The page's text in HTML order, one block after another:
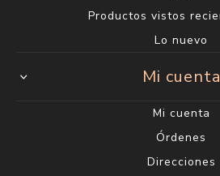
Productos vistos
Lo nuevo
Mi cuenta
Mi cuenta
Órdenes
Direcciones